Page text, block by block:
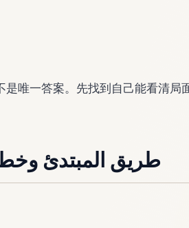
唯一答案。先找到自己能看清局
طريق المبتدئ